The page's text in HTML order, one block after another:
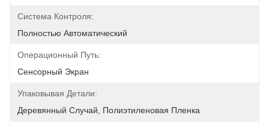
Система Контроля:
Полностью Автоматический
Операционный Путь:
Сенсорный Экран
Упаковывая Детали:
Деревянный Случай, Полиэтиленовая Пленка